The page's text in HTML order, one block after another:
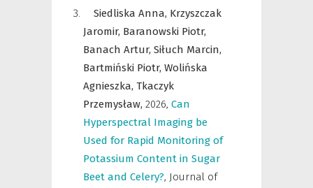
Siedliska Anna, Krzyszczak
Jaromir, Baranowski Piotr,
Banach Artur, Siłuch Marcin,
Bartmiński Piotr, Wolińska
Agnieszka, Tkaczyk
Przemysław, 2026, Can
Hyperspectral Imaging be
Used for Rapid Monitoring of
Potassium Content in Sugar
Beet and Celery?, Journal of